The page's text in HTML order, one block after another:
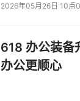
2026年05月26日 10点
618 办公装备
办公更顺心